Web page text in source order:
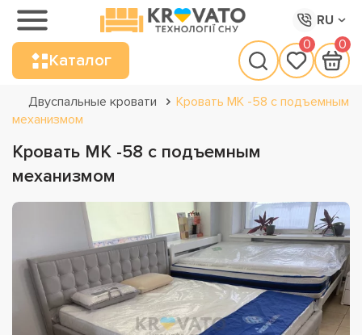
RU
Каталог
0 0
Двуспальные кровати
Кровать МК -58 с подъемным
механизмом
Кровать МК -58 с подъемным
механизмом